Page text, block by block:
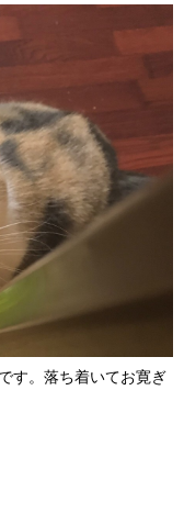
す。落ち着いてお寛ぎ